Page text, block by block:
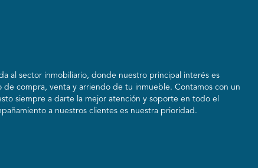
al sector inmobiliario, donde nuestro principal interés es
compra, venta y arriendo de tu inmueble. Contamos con un
siempre a darte la mejor atención y soporte en todo el
a nuestros clientes es nuestra prioridad.